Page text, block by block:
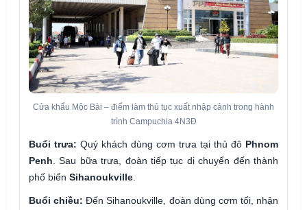
Cửa khẩu Mộc Bài – điểm làm thủ tục xuất nhập cảnh trong hành
trình Campuchia 4N3Đ
Buổi trưa: Quý khách dùng cơm trưa tại thủ đô Phnom
Penh . Sau bữa trưa, đoàn tiếp tục di chuyển đến thành
phố biển Sihanoukville
Buổi chiều: Đến Sihanoukville, đoàn dùng cơm tối, nhận